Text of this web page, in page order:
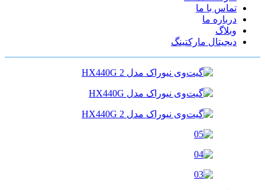
تماس با ما
درباره ما
وبلاگ
دیجیتال مارکتینگ